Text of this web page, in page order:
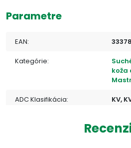
Parametre
EAN:
Kategórie:
koža
ADC Klasifikácia: KV,
vlasy